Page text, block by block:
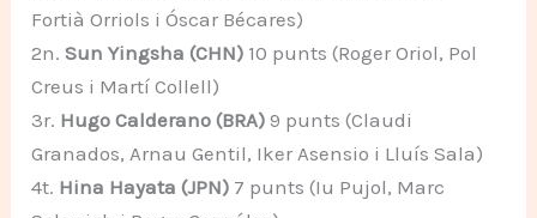
Fortià Orriols i Óscar Bécares)
2n.Sun Yingsha (CHN) 10 punts (Roger Oriol, Pol
Creus i Martí Collell)
3r. Hugo Calderano (BRA)9 punts (Claudi
Granados, Arnau Gentil, Iker Asensio i Lluís Sala)
4t. Hina Hayata (JPN) 7 punts (Iu Pujol, Marc